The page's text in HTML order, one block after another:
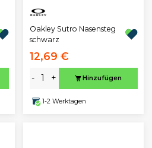
Oakley Sutro Nasensteg
schwarz
12,69 €
- + Hinzufügen
1-2 Werktagen